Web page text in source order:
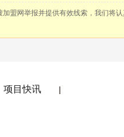
盟网举报并提供有效线索，我们将
项目快讯 |